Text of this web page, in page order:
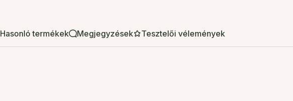
Hasonló termékek Megjegyzések Tesztelői vélemények